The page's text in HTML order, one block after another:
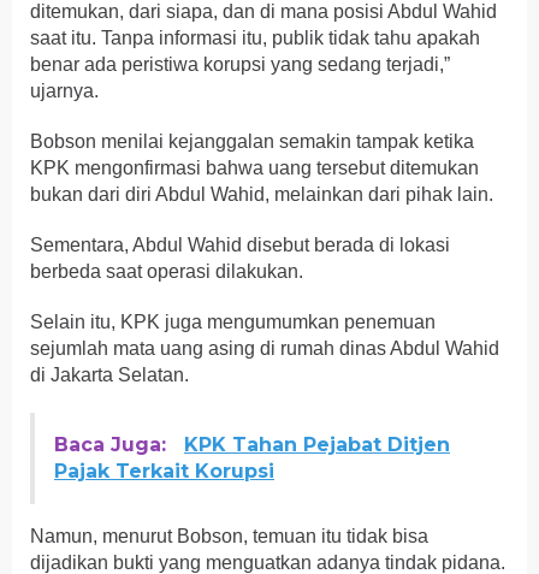
ditemukan, dari siapa, dan di mana posisi Abdul Wahid
saat itu. Tanpa informasi itu, publik tidak tahu apakah
benar ada peristiwa korupsi yang sedang terjadi,”
ujarnya.
Bobson menilai kejanggalan semakin tampak ketika
KPK mengonfirmasi bahwa uang tersebut ditemukan
bukan dari diri Abdul Wahid, melainkan dari pihak lain.
Sementara, Abdul Wahid disebut berada di lokasi
berbeda saat operasi dilakukan.
Selain itu, KPK juga mengumumkan penemuan
sejumlah mata uang asing di rumah dinas Abdul Wahid
di Jakarta Selatan.
Baca Juga:
KPK Tahan Pejabat Ditjen
Pajak Terkait Korupsi
Namun, menurut Bobson, temuan itu tidak bisa
dijadikan bukti yang menguatkan adanya tindak pidana.